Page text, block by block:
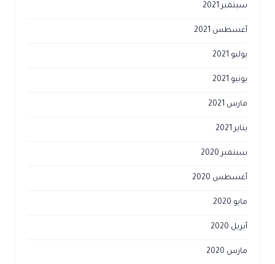
سبتمبر 2021
أغسطس 2021
يوليو 2021
يونيو 2021
مارس 2021
يناير 2021
سبتمبر 2020
أغسطس 2020
مايو 2020
أبريل 2020
مارس 2020